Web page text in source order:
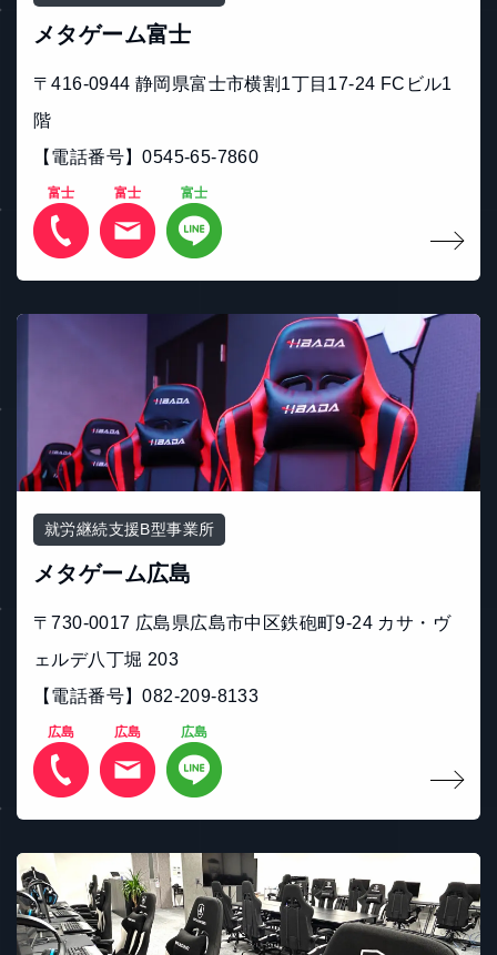
メタゲーム富士
〒416-0944 静岡県富士市横割1丁目17-24 FCビル1
階
【電話番号】0545-65-7860
富士 富士 富士
就労継続支援B型事業所
メタゲーム広島
〒730-0017 広島県広島市中区鉄砲町9-24 カサ・ヴ
ェルデ八丁堀 203
【電話番号】082-209-8133
広島 広島 広島